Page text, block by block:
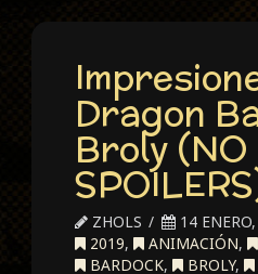
Dragon
Broly (NO
ZHOLS
14
2019, ANIMACIÓN,
BARDOCK, BROLY,